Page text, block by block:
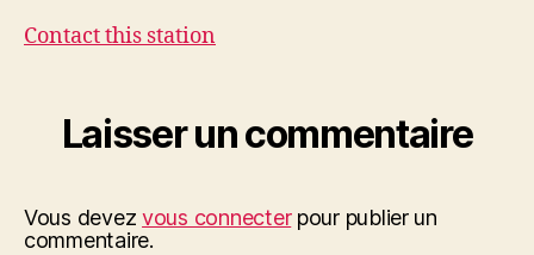
Contact this station
Laisser un commentaire
Vous devezvous connecterpour publier un
commentaire.